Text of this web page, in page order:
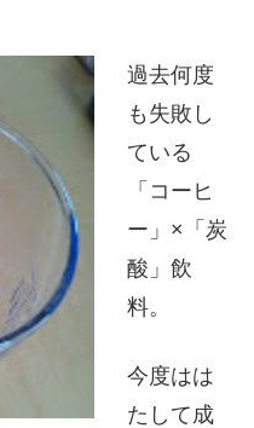
過去何度
も失敗し
ている
「コーヒ
ー」×「炭
酸」飲
料。
今度はは
たして成